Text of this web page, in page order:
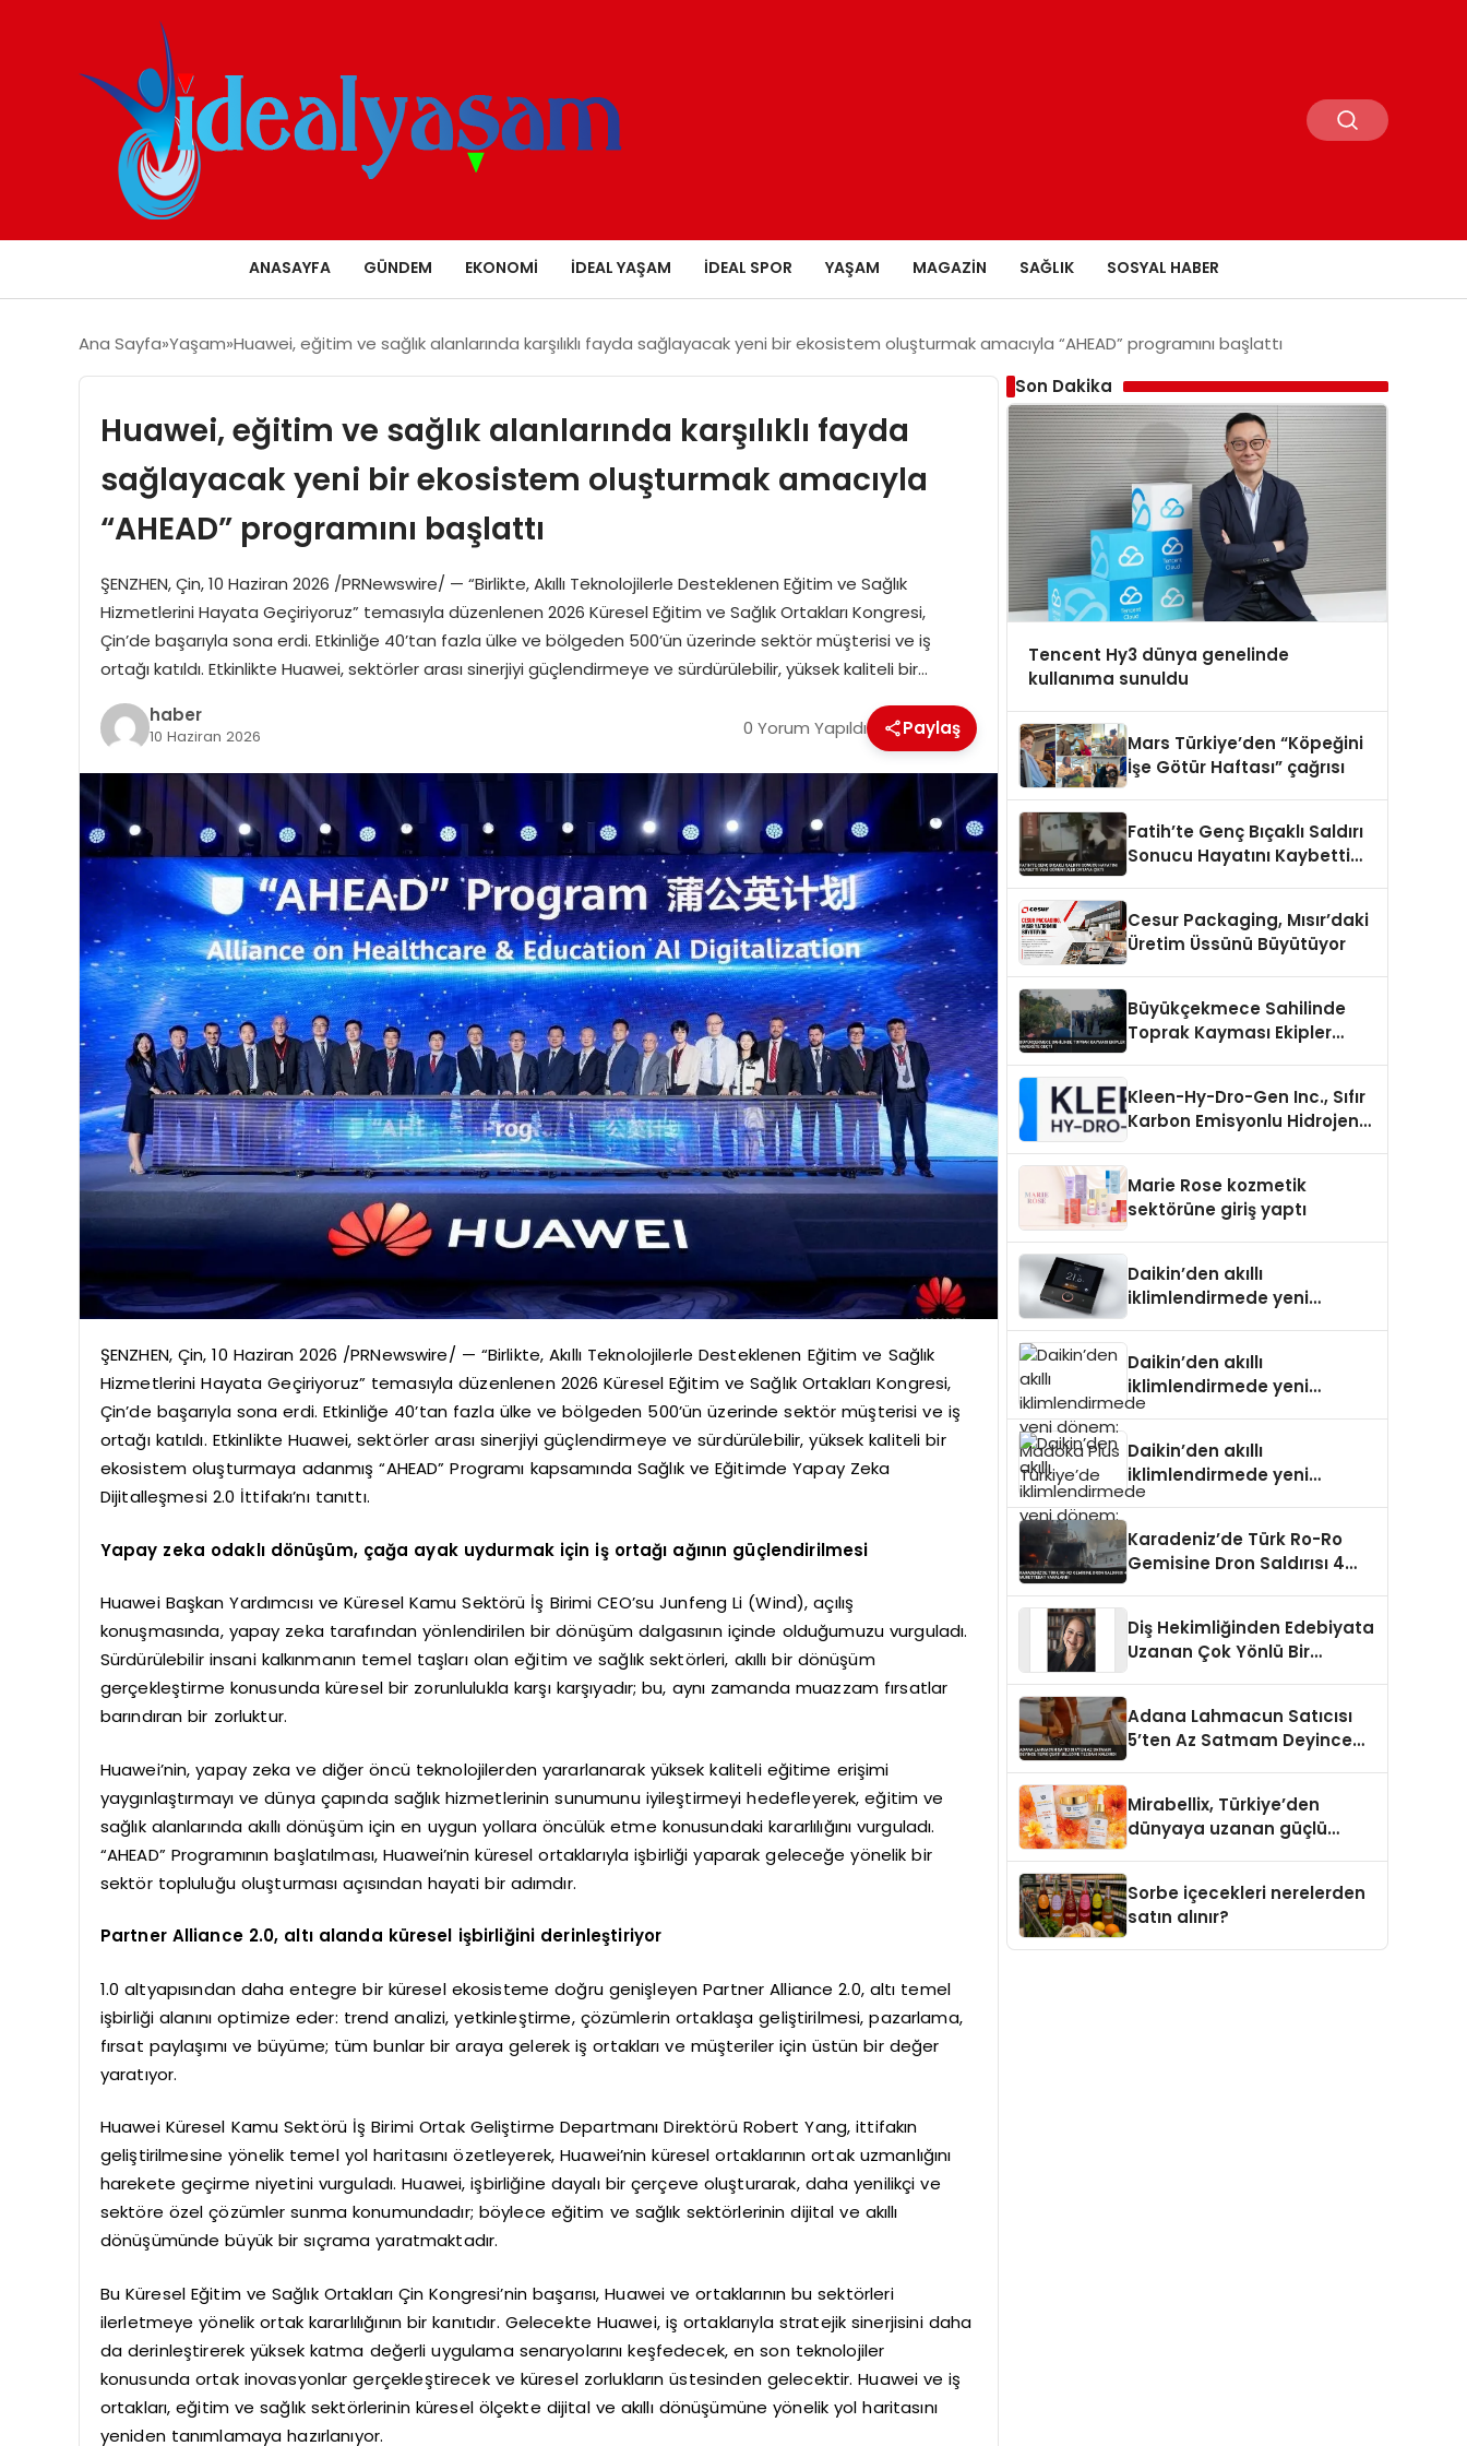
ANASAYFA GÜNDEM EKONOMI İDEAL YAŞAM İDEAL SPOR YAŞAM MAGAZIN SAĞLIK SOSYAL HABER
Ana Sayfa Yaşam Huawei, eğitim ve sağlık alanlarında karşılıklı fayda sağlayacak yeni bir ekosistem oluşturmak amacıyla “AHEAD” programını başlattı
Huawei, eğitim ve sağlık alanlarında karşılıklı fayda
sağlayacak yeni bir ekosistem oluşturmak amacıyla
“AHEAD” programını başlattı
ŞENZHEN, Çin, 10 Haziran 2026 /PRNewswire/ — “Birlikte, Akıllı Teknolojilerle Desteklenen Eğitim ve Sağlık
Hizmetlerini Hayata Geçiriyoruz” temasıyla düzenlenen 2026 Küresel Eğitim ve Sağlık Ortakları Kongresi,
Çin’de başarıyla sona erdi. Etkinliğe 40’tan fazla ülke ve bölgeden 500’ün üzerinde sektör müşterisi ve iş
ortağı katıldı. Etkinlikte Huawei, sektörler arası sinerjiyi güçlendirmeye ve sürdürülebilir, yüksek kaliteli bir…
haber
10 Haziran 2026 0 Yorum Yapıldı Paylaş
ŞENZHEN, Çin, 10 Haziran 2026 /PRNewswire/ — “Birlikte, Akıllı Teknolojilerle Desteklenen Eğitim ve Sağlık
Hizmetlerini Hayata Geçiriyoruz” temasıyla düzenlenen 2026 Küresel Eğitim ve Sağlık Ortakları Kongresi,
Çin’de başarıyla sona erdi. Etkinliğe 40’tan fazla ülke ve bölgeden 500’ün üzerinde sektör müşterisi ve iş
ortağı katıldı. Etkinlikte Huawei, sektörler arası sinerjiyi güçlendirmeye ve sürdürülebilir, yüksek kaliteli bir
ekosistem oluşturmaya adanmış “AHEAD” Programı kapsamında Sağlık ve Eğitimde Yapay Zeka
Dijitalleşmesi 2.0 İttifakı’nı tanıttı.
Yapay zeka odaklı dönüşüm, çağa ayak uydurmak için iş ortağı ağının güçlendirilmesi
Huawei Başkan Yardımcısı ve Küresel Kamu Sektörü İş Birimi CEO’su Junfeng Li (Wind), açılış
konuşmasında, yapay zeka tarafından yönlendirilen bir dönüşüm dalgasının içinde olduğumuzu vurguladı.
Sürdürülebilir insani kalkınmanın temel taşları olan eğitim ve sağlık sektörleri, akıllı bir dönüşüm
gerçekleştirme konusunda küresel bir zorunlulukla karşı karşıyadır; bu, aynı zamanda muazzam fırsatlar
barındıran bir zorluktur.
Huawei’nin, yapay zeka ve diğer öncü teknolojilerden yararlanarak yüksek kaliteli eğitime erişimi
yaygınlaştırmayı ve dünya çapında sağlık hizmetlerinin sunumunu iyileştirmeyi hedefleyerek, eğitim ve
sağlık alanlarında akıllı dönüşüm için en uygun yollara öncülük etme konusundaki kararlılığını vurguladı.
“AHEAD” Programının başlatılması, Huawei’nin küresel ortaklarıyla işbirliği yaparak geleceğe yönelik bir
sektör topluluğu oluşturması açısından hayati bir adımdır.
Partner Alliance 2.0, altı alanda küresel işbirliğini derinleştiriyor
1.0 altyapısından daha entegre bir küresel ekosisteme doğru genişleyen Partner Alliance 2.0, altı temel
işbirliği alanını optimize eder: trend analizi, yetkinleştirme, çözümlerin ortaklaşa geliştirilmesi, pazarlama,
fırsat paylaşımı ve büyüme; tüm bunlar bir araya gelerek iş ortakları ve müşteriler için üstün bir değer
yaratıyor.
Huawei Küresel Kamu Sektörü İş Birimi Ortak Geliştirme Departmanı Direktörü Robert Yang, ittifakın
geliştirilmesine yönelik temel yol haritasını özetleyerek, Huawei’nin küresel ortaklarının ortak uzmanlığını
harekete geçirme niyetini vurguladı. Huawei, işbirliğine dayalı bir çerçeve oluşturarak, daha yenilikçi ve
sektöre özel çözümler sunma konumundadır; böylece eğitim ve sağlık sektörlerinin dijital ve akıllı
dönüşümünde büyük bir sıçrama yaratmaktadır.
Bu Küresel Eğitim ve Sağlık Ortakları Çin Kongresi’nin başarısı, Huawei ve ortaklarının bu sektörleri
ilerletmeye yönelik ortak kararlılığının bir kanıtıdır. Gelecekte Huawei, iş ortaklarıyla stratejik sinerjisini daha
da derinleştirerek yüksek katma değerli uygulama senaryolarını keşfedecek, en son teknolojiler
konusunda ortak inovasyonlar gerçekleştirecek ve küresel zorlukların üstesinden gelecektir. Huawei ve iş
ortakları, eğitim ve sağlık sektörlerinin küresel ölçekte dijital ve akıllı dönüşümüne yönelik yol haritasını
yeniden tanımlamaya hazırlanıyor.
Son Dakika
Tencent Hy3 dünya genelinde
kullanıma sunuldu
Mars Türkiye’den “Köpeğini
İşe Götür Haftası” çağrısı
Fatih’te Genç Bıçaklı Saldırı
Sonucu Hayatını Kaybetti
Cesur Packaging, Mısır’daki
Üretim Üssünü Büyütüyor
Büyükçekmece Sahilinde
Toprak Kayması Ekipler
Kleen-Hy-Dro-Gen Inc., Sıfır
Karbon Emisyonlu Hidrojen
Aldı
Marie Rose kozmetik
sektörüne giriş yaptı
Daikin’den akıllı
iklimlendirmede yeni
Daikin’den akıllı
iklimlendirmede yeni
dönem: Madoka Plus
Daikin’den akıllı
iklimlendirmede yeni
dönem: Madoka Plus
Karadeniz’de Türk Ro-Ro
Gemisine Dron Saldırısı 4
Diş Hekimliğinden Edebiyata
Uzanan Çok Yönlü Bir
Adana Lahmacun Satıcısı
5’ten Az Satmam Deyince
Mirabellix, Türkiye’den
dünyaya uzanan güçlü
Sorbe içecekleri nerelerden
satın alınır?